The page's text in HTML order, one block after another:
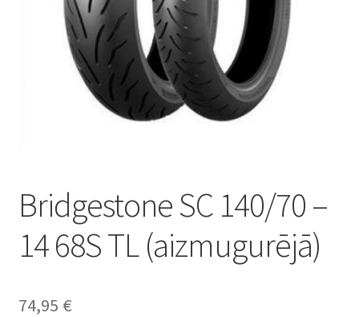
Bridgestone SC 140/70 –
14 68S TL (aizmugurējā)
74,95 €